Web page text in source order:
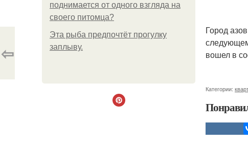
поднимается от одного взгляда на
своего питомца?
Эта рыба предпочтёт прогулку
заплыву.
Город
вошел в
Категории:
⇦